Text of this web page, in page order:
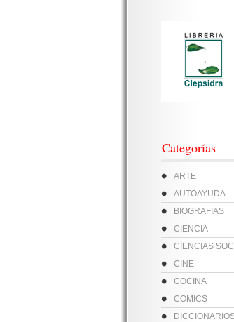
Categorías
ARTE
AUTOAYUDA
BIOGRAFIAS
CIENCIA
CIENCIAS
CINE
COCINA
COMICS